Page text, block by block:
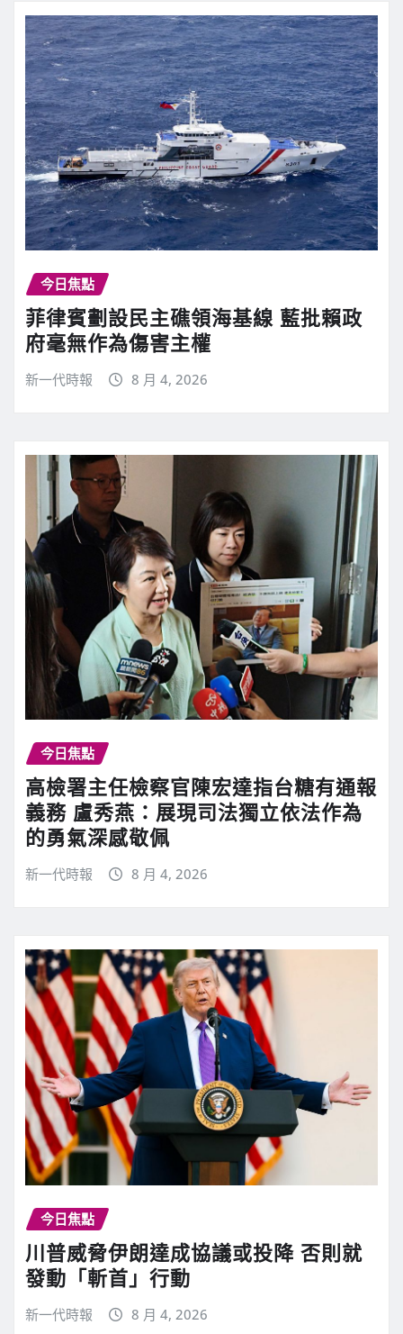
今日焦點
菲律賓劃設民主礁領海基線 藍批賴政
府毫無作為傷害主權
新一代時報 8 月 4, 2026
今日焦點
高檢署主任檢察官陳宏達指台糖有通報
義務 盧秀燕：展現司法獨立依法作為
的勇氣深感敬佩
新一代時報 8 月 4, 2026
今日焦點
川普威脅伊朗達成協議或投降 否則就
發動「斬首」行動
新一代時報 8 月 4, 2026